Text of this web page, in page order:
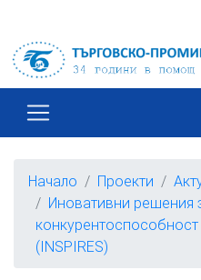
Начало Проекти
Иновативни решения
(INSPIRES)